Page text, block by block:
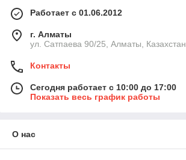
Работает с 01.06.2012
г. Алматы
ул. Сатпаева 90/25, Алматы, Казахстан
Контакты
Сегодня работает с 10:00 до 17:00
Показать весь график работы
О нас